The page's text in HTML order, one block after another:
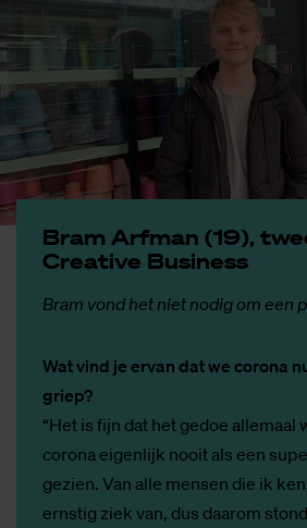
Bram Arf­man (19),
Cre­a­ti­ve Bu­si­ness
Bram vond het niet nodig om een
Wat vind je ervan dat we corona
griep?
“Het is fijn dat het gedoe allemaal
corona eigenlijk nooit als een
gezien. Van alle mensen die ik
ernstig ziek van, dus daarom